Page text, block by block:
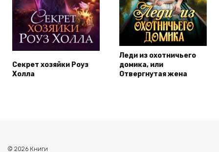
Секрет хозяйки Роуз
Холла
Леди из охотничьего
домика, или
Отвергнутая жена
© 2026 Книги